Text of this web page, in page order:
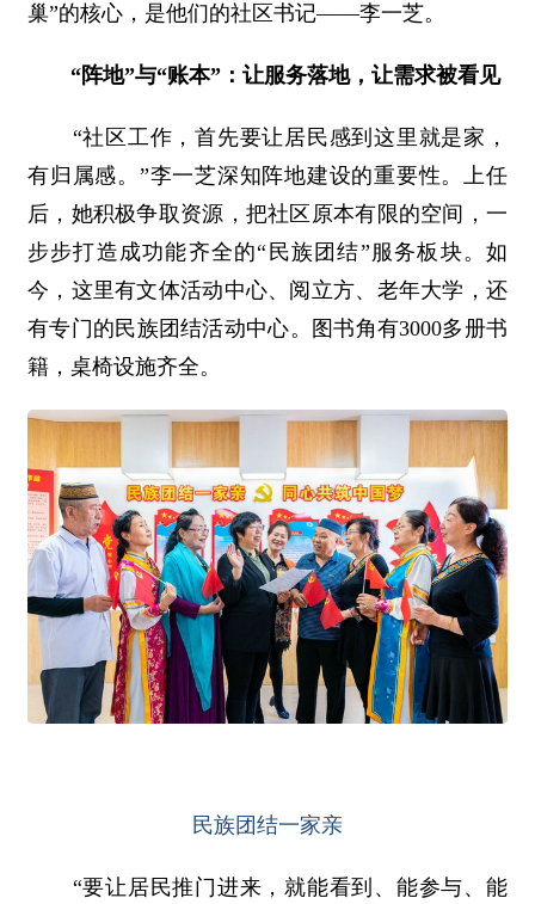
巢”的核心，是他们的社区书记——李一芝。
“阵地”与“账本”：让服务落地，让需求被看见
“社区工作，首先要让居民感到这里就是家，
有归属感。”李一芝深知阵地建设的重要性。上任
后，她积极争取资源，把社区原本有限的空间，一
步步打造成功能齐全的“民族团结”服务板块。如
今，这里有文体活动中心、阅立方、老年大学，还
有专门的民族团结活动中心。图书角有3000多册书
籍，桌椅设施齐全。
民族团结一家亲
“要让居民推门进来，就能看到、能参与、能